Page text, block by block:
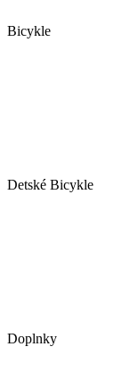
Bicykle
Detské Bicykle
Doplnky